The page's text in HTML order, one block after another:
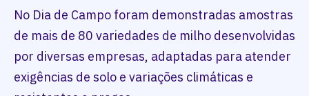
No Dia de Campo foram demonstradas amostras
de mais de 80 variedades de milho desenvolvidas
por diversas empresas, adaptadas para atender
exigências de solo e variações climáticas e